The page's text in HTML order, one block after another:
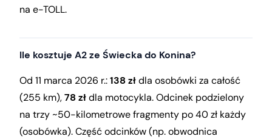
na e-TOLL.
Ile kosztuje A2 ze Świecka do Konina?
Od 11 marca 2026 r.:138 złdla osobówki za całość
(255 km),78 złdla motocykla. Odcinek podzielony
na trzy ~50-kilometrowe fragmenty po 40 zł każdy
(osobówka). Część odcinków (np. obwodnica